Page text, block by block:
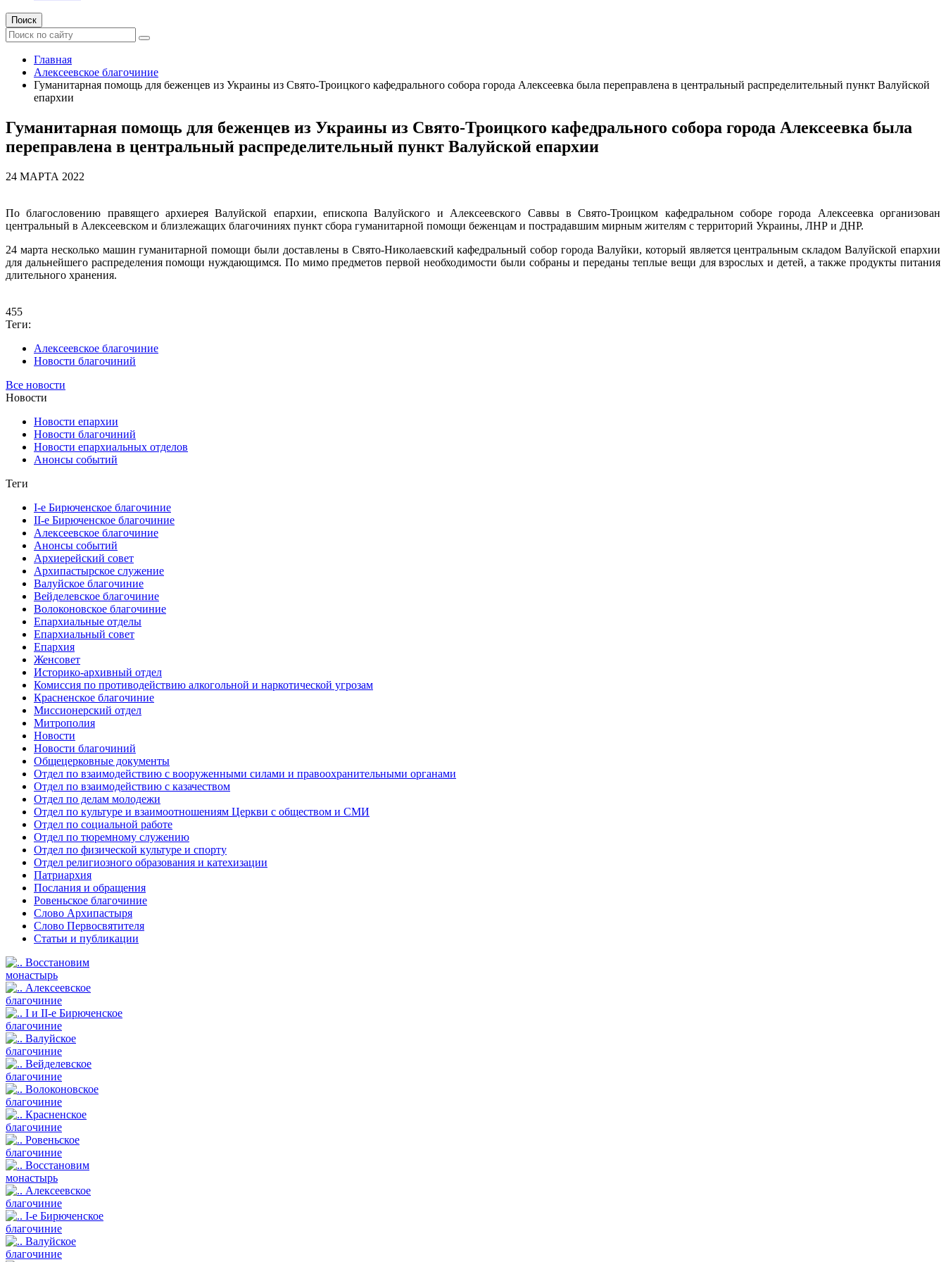
Поиск
Главная
Алексеевское благочиние
Гуманитарная помощь для беженцев из Украины из Свято-Троицкого кафедрального собора города Алексеевка была переправлена в центральный распределительный пункт Валуйской
епархии
Гуманитарная помощь для беженцев из Украины из Свято-Троицкого кафедрального собора города Алексеевка была
переправлена в центральный распределительный пункт Валуйской епархии
24 МАРТА 2022
По благословению правящего архиерея Валуйской епархии, епископа Валуйского и Алексеевского Саввы в Свято-Троицком кафедральном соборе города Алексеевка организован
центральный в Алексеевском и близлежащих благочиниях пункт сбора гуманитарной помощи беженцам и пострадавшим мирным жителям с территорий Украины, ЛНР и ДНР.
24 марта несколько машин гуманитарной помощи были доставлены в Свято-Николаевский кафедральный собор города Валуйки, который является центральным складом Валуйской епархии
для дальнейшего распределения помощи нуждающимся. По мимо предметов первой необходимости были собраны и переданы теплые вещи для взрослых и детей, а также продукты питания
длительного хранения.
455
Теги:
Алексеевское благочиние
Новости благочиний
Все новости
Новости
Новости епархии
Новости благочиний
Новости епархиальных отделов
Анонсы событий
Теги
I-е Бирюченское благочиние
II-е Бирюченское благочиние
Алексеевское благочиние
Анонсы событий
Архиерейский совет
Архипастырское служение
Валуйское благочиние
Вейделевское благочиние
Волоконовское благочиние
Епархиальные отделы
Епархиальный совет
Епархия
Женсовет
Историко-архивный отдел
Комиссия по противодействию алкогольной и наркотической угрозам
Красненское благочиние
Миссионерский отдел
Митрополия
Новости
Новости благочиний
Общецерковные документы
Отдел по взаимодействию с вооруженными силами и правоохранительными органами
Отдел по взаимодействию с казачеством
Отдел по делам молодежи
Отдел по культуре и взаимоотношениям Церкви с обществом и СМИ
Отдел по социальной работе
Отдел по тюремному служению
Отдел по физической культуре и спорту
Отдел религиозного образования и катехизации
Патриархия
Послания и обращения
Ровеньское благочиние
Слово Архипастыря
Слово Первосвятителя
Статьи и публикации
Восстановим
монастырь
Алексеевское
благочиние
I и II-е Бирюченское
благочиние
Валуйское
благочиние
Вейделевское
благочиние
Волоконовское
благочиние
Красненское
благочиние
Ровеньское
благочиние
Восстановим
монастырь
Алексеевское
благочиние
I-е Бирюченское
благочиние
Валуйское
благочиние